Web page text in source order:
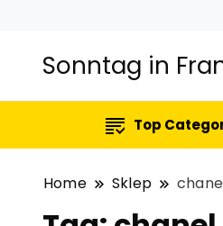
Sonntag in
Top
Home Sklep